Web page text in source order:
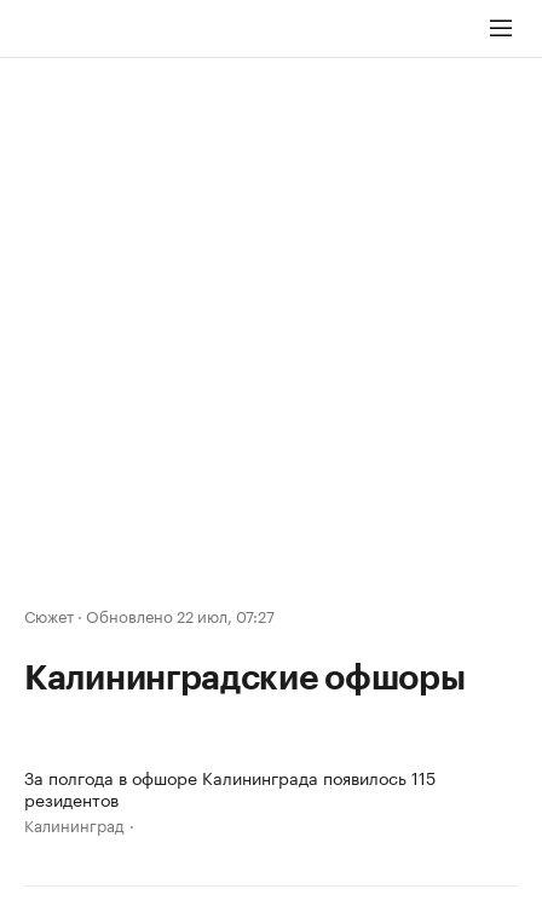
Сюжет · Обновлено 22 июл, 07:27
Калининградские офшоры
За полгода в офшоре Калининграда появилось 115
резидентов
Калининград